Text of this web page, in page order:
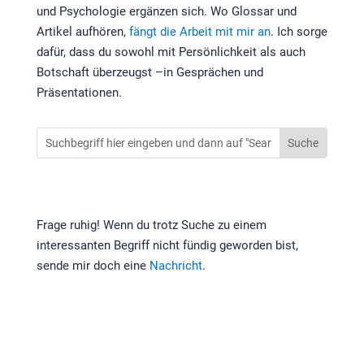
und Psychologie ergänzen sich. Wo Glossar und
Artikel aufhören, fängt die Arbeit mit mir an. Ich sorge
dafür, dass du sowohl mit Persönlichkeit als auch
Botschaft überzeugst –in Gesprächen und
Präsentationen.
Frage ruhig! Wenn du trotz Suche zu einem
interessanten Begriff nicht fündig geworden bist,
sende mir doch eine Nachricht.